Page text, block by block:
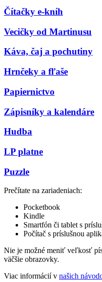
Čítačky e-kníh
Vecičky od Martinusu
Káva, čaj a pochutiny
Hrnčeky a fľaše
Papiernictvo
Zápisníky a kalendáre
Hudba
LP platne
Puzzle
Prečítate na zariadeniach:
Pocketbook
Kindle
Smartfón či tablet s
Počítač s príslušnou
Nie je možné meniť veľkosť
väčšie obrazovky.
Viac informácií v našich